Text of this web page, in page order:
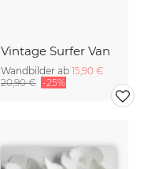
Vintage Surfer Van
Wandbilder ab 15,90 €
20,90 € -25%